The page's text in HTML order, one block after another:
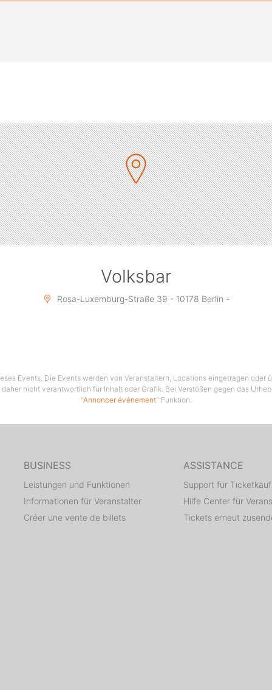
Volksbar
Rosa-Luxemburg-Straße 39 - 10178 Berlin -
Events. Die Events werden von Veranstaltern, Locations eingetragen oder
nicht verantwortlich für Inhalt oder Grafik. Bei Verstößen gegen das
"Annoncer événement" Funktion.
BUSINESS
Leistungen und Funktionen
Informationen für Veranstalter
Créer une vente de billets
ASSISTANCE
Support für
Hilfe Center für
Tickets erneut